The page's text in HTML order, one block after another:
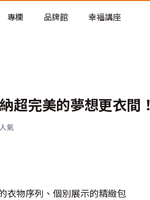
新術
專欄 品牌館 幸福講座
超完美的夢想更衣間！
人氣
衣物序列、個別展示的精緻包